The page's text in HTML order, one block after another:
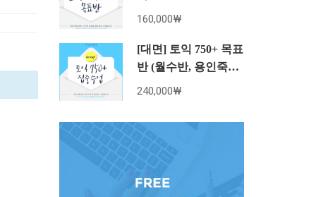
160,000₩
[대면] 토익 750+ 목표
반 (월수반, 용인죽전
8월 수강권)
240,000₩